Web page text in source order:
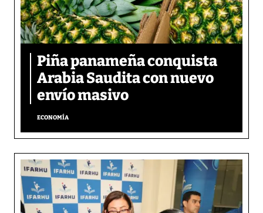
Piña panameña conquista
Arabia Saudita con nuevo
envío masivo
ECONOMÍA